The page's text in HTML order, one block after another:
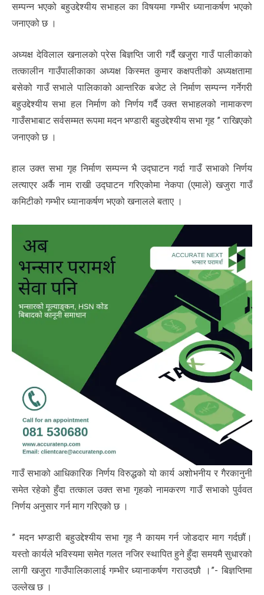
सम्पन्न भएको बहुउ‌द्देश्यीय सभाहल का विषयमा गम्भीर ध्यानाकर्षण भएको
जनाएको छ ।
अध्यक्ष देविलाल खनालकाे प्रेस बिज्ञप्ति जारी गर्दै खजुरा गाउँ पालीकाको
तत्कालीन गाउँपालीकाका अध्यक्ष किस्मत कुमार कक्षपतीको अध्यक्षतामा
बसेको गाउँ सभाले पालिकाको आन्तरिक बजेट ले निर्माण सम्पन्न गर्नेगरी
बहुउद्देश्यीय सभा हल निर्माण को निर्णय गर्दै उक्त सभाहलको नामाकरण
गाउँसभाबाट सर्वसम्मत रूपमा मदन भण्डारी बहुउ‌द्देश्यीय सभा गृह ” राखिएको
जनाएको छ ।
हाल उक्त सभा गृह निर्माण सम्पन्न भै उद्घाटन गर्दा गाउँ सभाको निर्णय
लत्याएर अर्कै नाम राखी उ‌द्घाटन गरिएकोमा नेकपा (एमाले) खजुरा गाउँ
कमिटीको गम्भीर ध्यानाकर्षण भएको खनालले बताए ।
गाउँ सभाको आधिकारिक निर्णय विरुद्धको यो कार्य अशोभनीय र गैरकानुनी
समेत रहेको हुँदा तत्काल उक्त सभा गृहको नामकरण गाउँ सभाको पुर्ववत
निर्णय अनुसार गर्न माग गरिएको छ ।
” मदन भण्डारी बहुउ‌द्देश्यीय सभा गृह नै कायम गर्न जोडदार माग गर्दछौं।
यस्तो कार्यले भविस्यमा समेत गलत नजिर स्थापित हुने हुँदा समयमै सुधारको
लागी खजुरा गाउँपालिकालाई गम्भीर ध्यानाकर्षण गराउदछौ ।”- बिज्ञप्तिमा
उल्लेख छ ।